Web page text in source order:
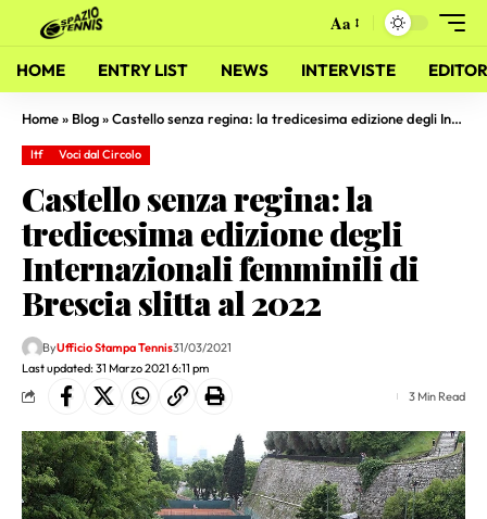
Aa
HOME ENTRY LIST NEWS INTERVISTE
Home» Blog»Castello senza regina: la tredicesima edizione degli Internazionali femminili di Brescia slitta al 2022
Itf Voci dal Circolo
Castello senza regina: la
tredicesima edizione degli
Internazionali femminili di
Brescia slitta al 2022
Last updated: 31 Marzo 2021 6:11 pm
ByUfficio Stampa Tennis31/03/2021
3 Min Read